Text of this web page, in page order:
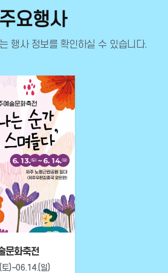
주요행사
행사 정보를 확인하실 수 있습니다.
문화축전
)~06.14.(일)